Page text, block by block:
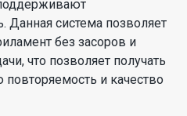
Данная система позволяет
без засоров и
что позволяет получать
и качество